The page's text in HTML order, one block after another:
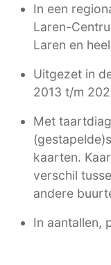
In een
Laren-
Laren en
Uitgezet in
2013 t/m
Met
kaarten.
verschil
andere
In aantallen,